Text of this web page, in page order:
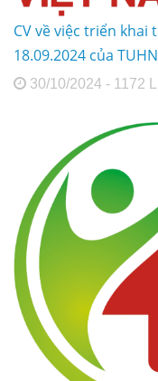
CV về việc triển khai
18.09.2024 của TUHN
30/10/2024 - 1172